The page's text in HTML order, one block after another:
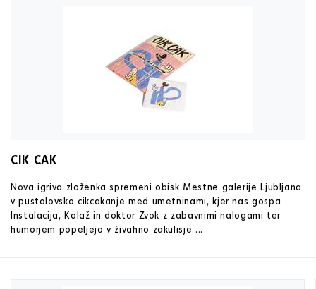
CIK CAK
Nova igriva zloženka spremeni obisk Mestne galerije Ljubljana
v pustolovsko cikcakanje med umetninami, kjer nas gospa
Instalacija, Kolaž in doktor Zvok z zabavnimi nalogami ter
humorjem popeljejo v živahno zakulisje ...